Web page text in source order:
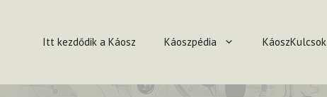
tartalombaItt kezdődik a Káosz Káoszpédia KáoszKulcsok